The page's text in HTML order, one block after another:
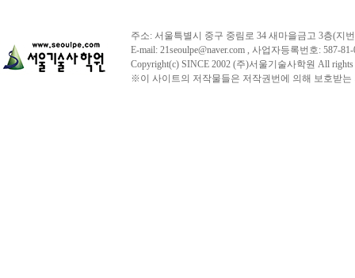
주소: 서울특별시 중구 중림로 34 새마을금고 3층(지
E-mail: 21seoulpe@naver.com , 사업자등록번호:
Copyright(c) SINCE 2002 (주)서울기술사학원 All
※이 사이트의 저작물들은 저작권번에 의해 보호받